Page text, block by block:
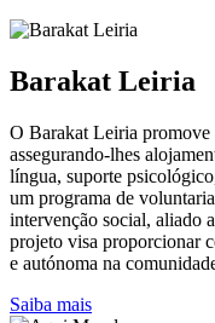
Barakat Leiria
O Barakat Leiria promove
assegurando-lhes
língua, suporte
um programa de
intervenção social, aliado
projeto visa proporcionar
e autónoma na
Saiba mais